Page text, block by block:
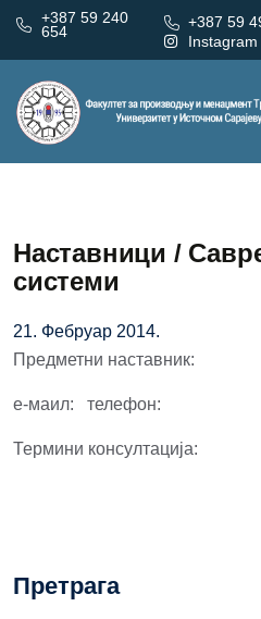
+387 59 240
654
+387 59
Instagram
Наставници /
системи
21. Фебруар 2014.
Предметни наставник:
е-маил: телефон:
Термини консултација:
Претрага